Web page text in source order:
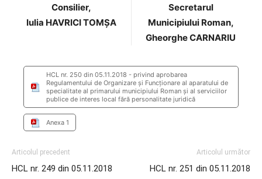
Consilier,
Iulia HAVRICI TOMȘA
Secretarul
Municipiului Roman,
Gheorghe CARNARIU
HCL nr. 250 din 05.11.2018 - privind aprobarea
Regulamentului de Organizare şi Funcţionare al aparatului de
specialitate al primarului municipiului Roman şi al serviciilor
publice de interes local fără personalitate juridică
Anexa 1
Articolul precedent
HCL nr. 249 din 05.11.2018
Articolul următor
HCL nr. 251 din 05.11.2018